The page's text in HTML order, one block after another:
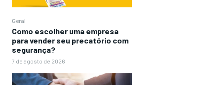
Geral
Como escolher uma empresa
para vender seu precatório com
segurança?
7 de agosto de 2026